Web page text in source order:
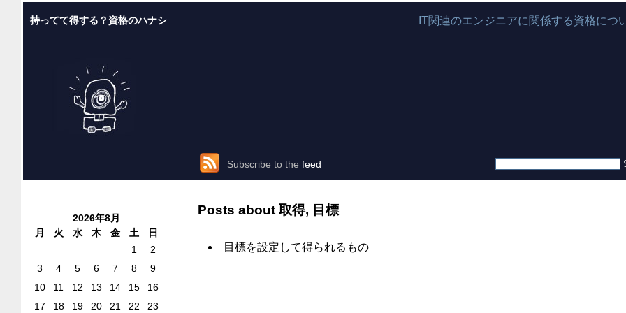
持ってて得する？資格のハナシ IT関連のエンジニアに関係する資格につ
Subscribe to the feed
2026年8月
月
火 水 木 金 土
日
1
2
3
4 5 6 7 8
9
10
11 12 13 14 15
16
17
18 19 20 21 22 23
Posts about 取得, 目標
目標を設定して得られるもの